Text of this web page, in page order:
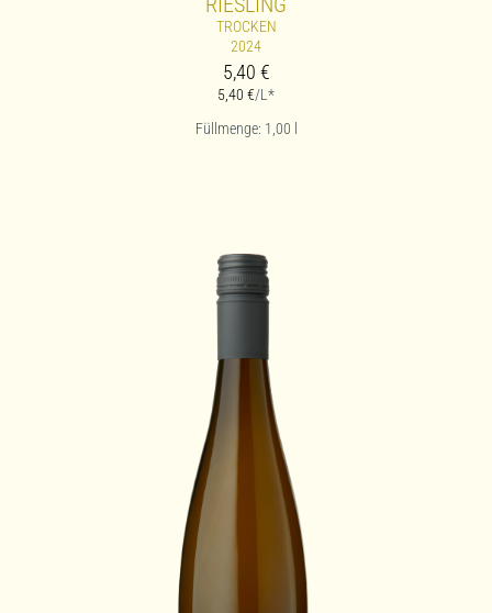
TROCKEN
2024
5,40 €
5,40 €/L*
Füllmenge: 1,00